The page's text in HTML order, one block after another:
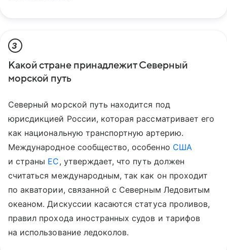
3
Какой стране принадлежит Северный
морской путь
Северный морской путь находится под
юрисдикцией России, которая рассматривает его
как национальную транспортную артерию.
Международное сообщество, особенно США
и страны ЕС, утверждает, что путь должен
считаться международным, так как он проходит
по акватории, связанной с Северным Ледовитым
океаном. Дискуссии касаются статуса проливов,
правил прохода иностранных судов и тарифов
на использование ледоколов.